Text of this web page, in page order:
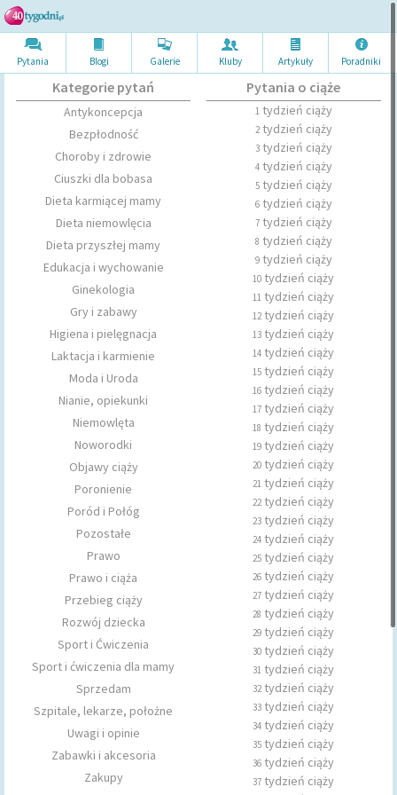
Pytania Blogi Galerie Kluby Artykuły Poradniki
Kategorie pytań
Antykoncepcja
Bezpłodność
Choroby i zdrowie
Ciuszki dla bobasa
Dieta karmiącej mamy
Dieta niemowlęcia
Dieta przyszłej mamy
Edukacja i wychowanie
Ginekologia
Gry i zabawy
Higiena i pielęgnacja
Laktacja i karmienie
Moda i Uroda
Nianie, opiekunki
Niemowlęta
Noworodki
Objawy ciąży
Poronienie
Poród i Połóg
Pozostałe
Prawo
Prawo i ciąża
Przebieg ciąży
Rozwój dziecka
Sport i Ćwiczenia
Sport i ćwiczenia dla mamy
Sprzedam
Szpitale, lekarze, położne
Uwagi i opinie
Zabawki i akcesoria
Zakupy
Pytania o ciąże
1tydzień ciąży
2tydzień ciąży
3tydzień ciąży
4tydzień ciąży
5tydzień ciąży
6tydzień ciąży
7tydzień ciąży
8 tydzień ciąży
9tydzień ciąży
10 tydzień ciąży
11 tydzień ciąży
12tydzień ciąży
13 tydzień ciąży
14 tydzień ciąży
15 tydzień ciąży
16 tydzień ciąży
17 tydzień ciąży
18 tydzień ciąży
19 tydzień ciąży
20 tydzień ciąży
21 tydzień ciąży
22tydzień ciąży
23 tydzień ciąży
24 tydzień ciąży
25 tydzień ciąży
26 tydzień ciąży
27 tydzień ciąży
28 tydzień ciąży
29 tydzień ciąży
30 tydzień ciąży
31 tydzień ciąży
32tydzień ciąży
33 tydzień ciąży
34 tydzień ciąży
35 tydzień ciąży
36 tydzień ciąży
37 tydzień ciąży